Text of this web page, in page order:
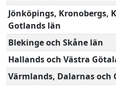
Jönköpings, Kronobergs,
Gotlands län
Blekinge och Skåne län
Hallands och Västra
Värmlands, Dalarnas och